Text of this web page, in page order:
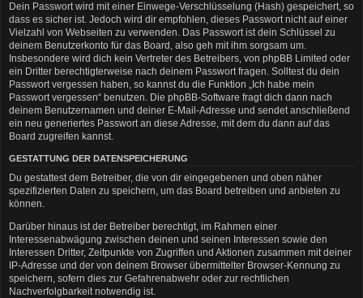
Dein Passwort wird mit einer Einwege-Verschlüsselung (Hash) gespeichert, so
dass es sicher ist. Jedoch wird dir empfohlen, dieses Passwort nicht auf einer
Vielzahl von Webseiten zu verwenden. Das Passwort ist dein Schlüssel zu
deinem Benutzerkonto für das Board, also geh mit ihm sorgsam um.
Insbesondere wird dich kein Vertreter des Betreibers, von phpBB Limited oder
ein Dritter berechtigterweise nach deinem Passwort fragen. Solltest du dein
Passwort vergessen haben, so kannst du die Funktion „Ich habe mein
Passwort vergessen“ benutzen. Die phpBB-Software fragt dich dann nach
deinem Benutzernamen und deiner E-Mail-Adresse und sendet anschließend
ein neu generiertes Passwort an diese Adresse, mit dem du dann auf das
Board zugreifen kannst.
GESTATTUNG DER DATENSPEICHERUNG
Du gestattest dem Betreiber, die von dir eingegebenen und oben näher
spezifizierten Daten zu speichern, um das Board betreiben und anbieten zu
können.
Darüber hinaus ist der Betreiber berechtigt, im Rahmen einer
Interessenabwägung zwischen deinen und seinen Interessen sowie den
Interessen Dritter, Zeitpunkte von Zugriffen und Aktionen zusammen mit deiner
IP-Adresse und der von deinem Browser übermittelter Browser-Kennung zu
speichern, sofern dies zur Gefahrenabwehr oder zur rechtlichen
Nachverfolgbarkeit notwendig ist.